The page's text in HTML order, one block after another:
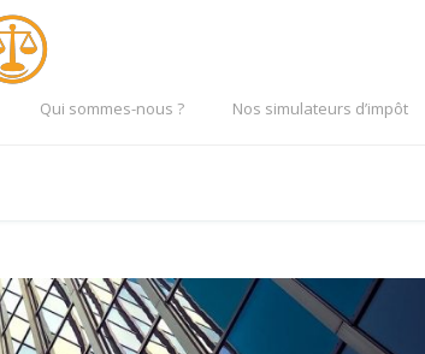
Qui sommes-nous ? Nos simulateurs d’impôt